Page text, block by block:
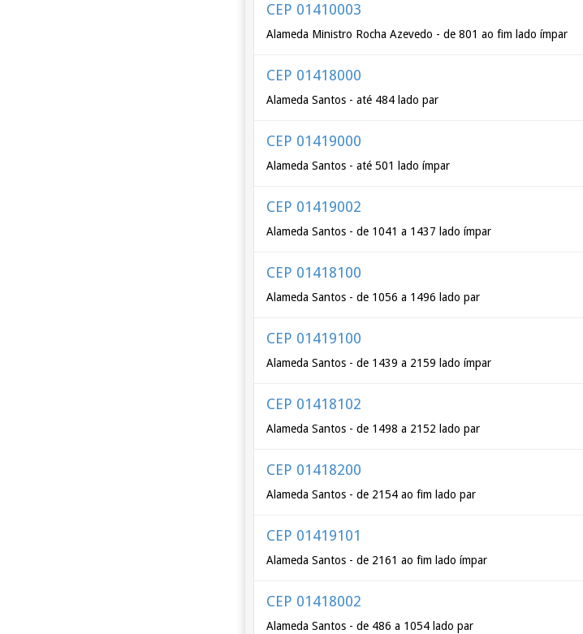
CEP 01410003
Alameda Ministro Rocha Azevedo - de 801 ao fim lado ímpar
CEP 01418000
Alameda Santos - até 484 lado par
CEP 01419000
Alameda Santos - até 501 lado ímpar
CEP 01419002
Alameda Santos - de 1041 a 1437 lado ímpar
CEP 01418100
Alameda Santos - de 1056 a 1496 lado par
CEP 01419100
Alameda Santos - de 1439 a 2159 lado ímpar
CEP 01418102
Alameda Santos - de 1498 a 2152 lado par
CEP 01418200
Alameda Santos - de 2154 ao fim lado par
CEP 01419101
Alameda Santos - de 2161 ao fim lado ímpar
CEP 01418002
Alameda Santos - de 486 a 1054 lado par